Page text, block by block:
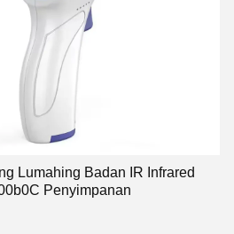
Lumahing Badan IR Infrared
Penyimpanan